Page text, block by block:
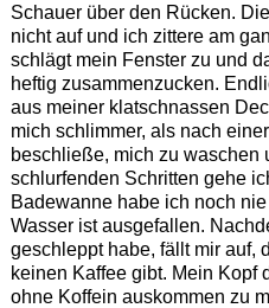
Schauer über den Rücken.
nicht auf und ich zittere am
schlägt mein Fenster zu und
heftig zusammenzucken.
aus meiner klatschnassen
mich schlimmer, als nach
beschließe, mich zu waschen
schlurfenden Schritten gehe
Badewanne habe ich noch
Wasser ist ausgefallen.
geschleppt habe, fällt mir auf,
keinen Kaffee gibt. Mein Kopf
ohne Koffein auskommen zu